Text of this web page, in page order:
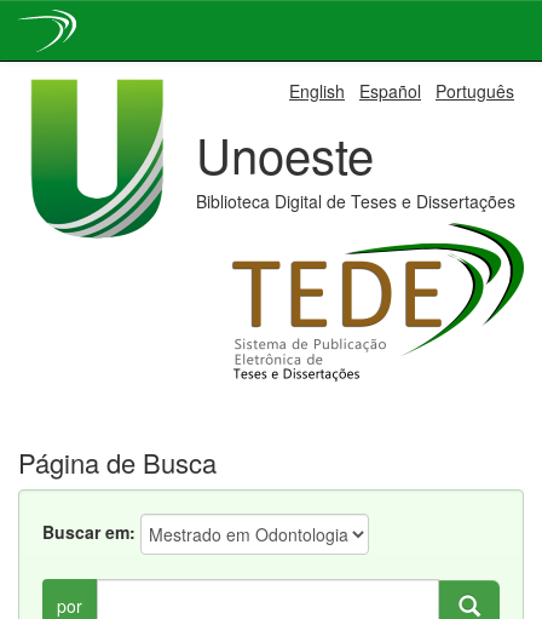
English Español Português
Unoeste
Biblioteca Digital de Teses e Dissertações
Página de Busca
Buscar em:
por